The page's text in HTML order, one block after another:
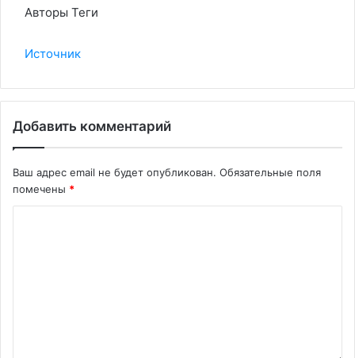
Авторы Теги
Источник
Добавить комментарий
Ваш адрес email не будет опубликован. Обязательные поля
помечены *